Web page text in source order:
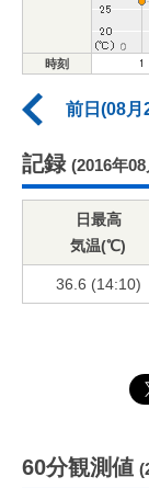
時刻
前日(08月
記録 (2016年
日最高
気温(℃)
36.6 (14:10)
60分観測値